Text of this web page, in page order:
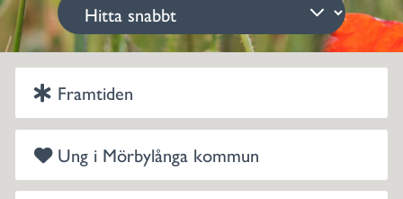
Framtiden
Ung i Mörbylånga kommun